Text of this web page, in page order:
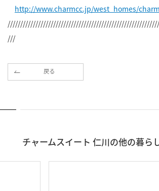
http://www.charmcc.jp/west_homes/
///
戻る
チャームスイート 仁川の他の暮ら